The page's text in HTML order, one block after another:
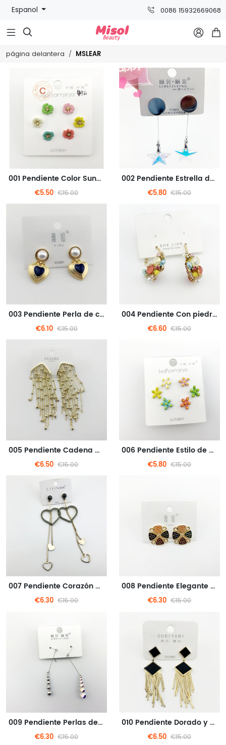
Espanol 0086 15932669068
  
página delantera MSLEAR
001 Pendiente Color Sunshine Pequeños pendientes de flor
€5.50 €15.00
002 Pendiente Estrella de cinco puntas estilo metal
€5.80 €15.00
003 Pendiente Perla de corazón negro dorado
€6.10 €15.00
004 Pendiente Con piedras coloridas de estilo bohemio
€6.60 €15.00
005 Pendiente Cadena dorada
€6.50 €15.00
006 Pendiente Estilo de estrellas marinas de color
€5.80 €15.00
007 Pendiente Corazón de metal plateado encantador
€6.30 €15.00
008 Pendiente Elegante estilo bohemio
€6.30 €15.00
009 Pendiente Perlas de metal plateado con estilo
€6.30 €15.00
010 Pendiente Dorado y negro estilo de cadena argyle
€6.50 €15.00